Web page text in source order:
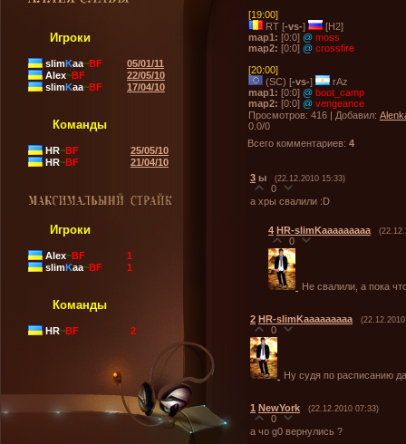
Игроки
slimKaa~BF
05/01/11
Alex~BF
22/05/10
slimKaa~BF 17/04/10
Команды
HR~BF
25/05/10
HR~BF 21/04/10
Игроки
Alex~BF
1
slimKaa~BF 1
Команды
HR~BF 2
[19:00]
RT [-vs-]
[H2]
map1: [0:0] @ moss
map2: [0:0] @ crossfire
[20:00]
(SC) [-vs-]
rAz
map1: [0:0] @ boot_camp
map2: [0:0] @ vengeance
Просмотров: 416 | Добавил:
0.0/0
Всего комментариев: 4
3 ы (22.12.2010 15:33)
0
а хры свалили :D
4 HR-slimKaaaaaaaaa
0
Не свалили, а пока
2 HR-slimKaaaaaaaaa
0
Ну судя по расписанию
1 NewYork (22.12.2010 07:33)
0
а чо g0 вернулись ?